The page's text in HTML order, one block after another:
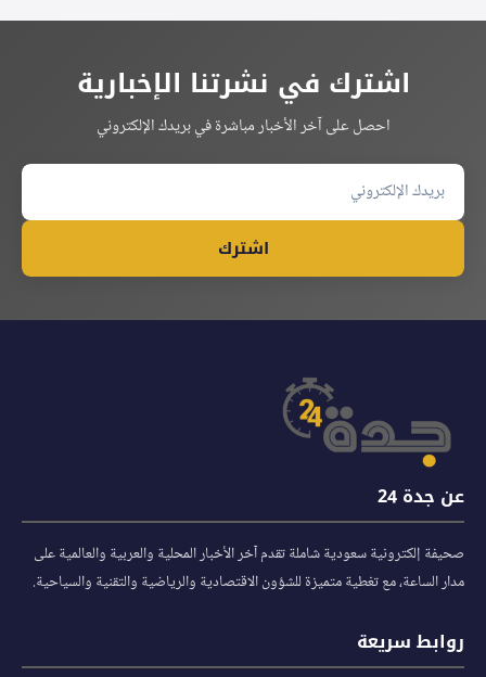
اشترك في نشرتنا الإخبارية
احصل على آخر الأخبار مباشرة في بريدك الإلكتروني
اشترك
عن جدة 24
صحيفة إلكترونية سعودية شاملة تقدم آخر الأخبار المحلية والعربية والعالمية على
مدار الساعة، مع تغطية متميزة للشؤون الاقتصادية والرياضية والتقنية والسياحية.
روابط سريعة